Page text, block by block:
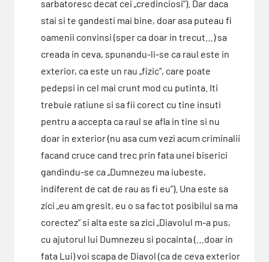
sarbatoresc decat cei „credinciosi”). Dar daca
stai si te gandesti mai bine, doar asa puteau fi
oamenii convinsi (sper ca doar in trecut…) sa
creada in ceva, spunandu-li-se ca raul este in
exterior, ca este un rau „fizic”, care poate
pedepsi in cel mai crunt mod cu putinta. Iti
trebuie ratiune si sa fii corect cu tine insuti
pentru a accepta ca raul se afla in tine si nu
doar in exterior (nu asa cum vezi acum criminalii
facand cruce cand trec prin fata unei biserici
gandindu-se ca „Dumnezeu ma iubeste,
indiferent de cat de rau as fi eu”). Una este sa
zici „eu am gresit, eu o sa fac tot posibilul sa ma
corectez” si alta este sa zici „Diavolul m-a pus,
cu ajutorul lui Dumnezeu si pocainta (…doar in
fata Lui) voi scapa de Diavol (ca de ceva exterior